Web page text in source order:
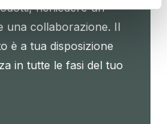
richiedere un
una collaborazione. Il
è a tua disposizione
in tutte le fasi del tuo